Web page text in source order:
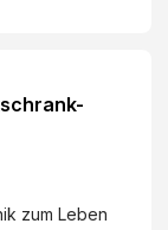
zum Leben